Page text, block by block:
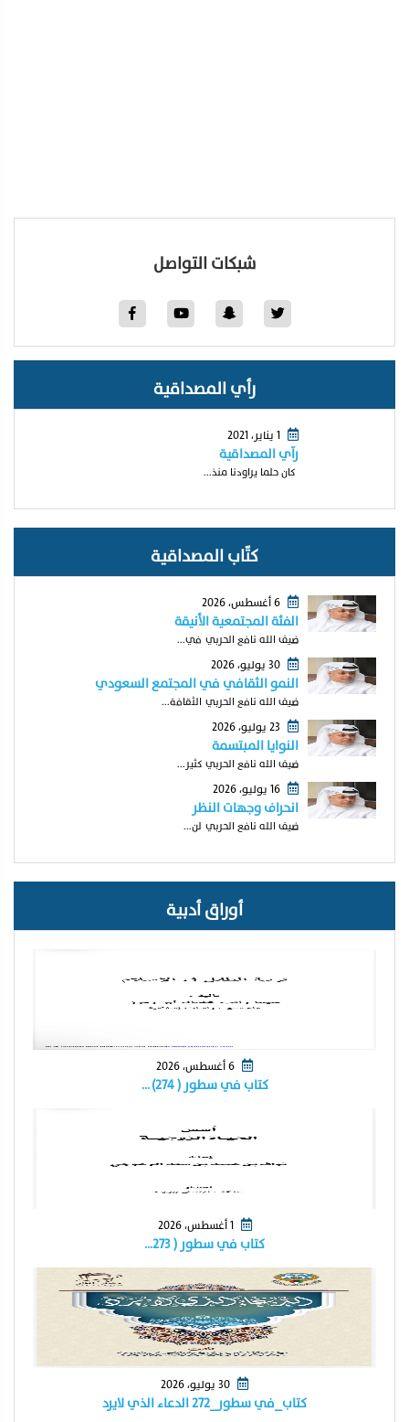
شبكات التواصل
رأي المصداقية
1 يناير، 2021
رآي المصداقية
كان حلما يراودنا منذ...
كتّاب المصداقية
6 أغسطس، 2026
الفئة المجتمعية الأنيقة
ضيف الله نافع الحربي في...
30 يوليو، 2026
النمو الثقافي في المجتمع السعودي
ضيف الله نافع الحربي الثقافة...
النوايا المبتسمة
ضيف الله نافع الحربي كثير...
16 يوليو، 2026
انحراف وجهات النظر
ضيف الله نافع الحربي لن...
أوراق أدبية
كتاب في سطور ( ٢٧٤) …
1 أغسطس، 2026
كتاب في سطور ( ٢٧٣…
كتاب_في سطور_٢٧٢ الدعاء الذي لايرد